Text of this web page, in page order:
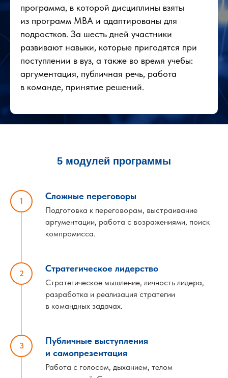
программа, в которой дисциплины взяты
из программ MBA и адаптированы для
подростков. За шесть дней участники
развивают навыки, которые пригодятся при
поступлении в вуз, а также во время учебы:
аргументация, публичная речь, работа
в команде, принятие решений.
5 модулей программы
Сложные переговоры
Подготовка к п ереговорам, выстраивание
аргументации, работа с возражениями, поиск
компромисса.
Стратегическое лидерство
Стратегическое мышление, личность лидера,
разработка и реализация стратегии
в командных задачах.
Публичные выступления
и самопрезентация
Работа с голосом, дыханием, телом